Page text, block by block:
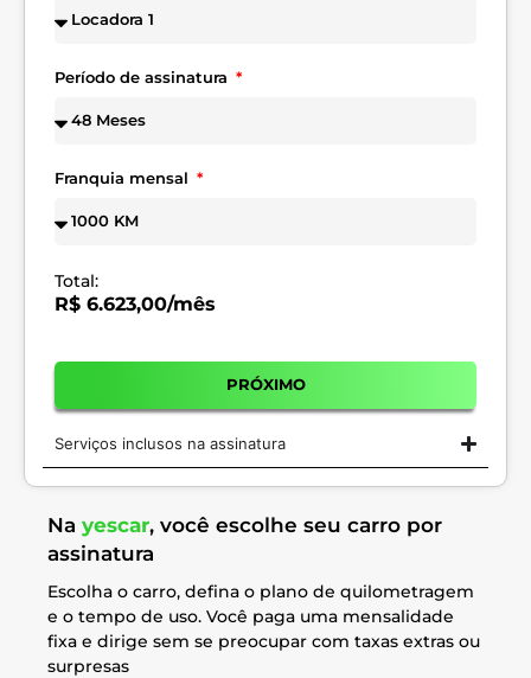
Período de assinatura
Franquia mensal
Total:
R$ 6.623,00/mês
PRÓXIMO
Serviços inclusos na assinatura
Na yescar, você escolhe seu carro por
assinatura
Escolha o carro, defina o plano de quilometragem
e o tempo de uso. Você paga uma mensalidade
fixa e dirige sem se preocupar com taxas extras ou
surpresas